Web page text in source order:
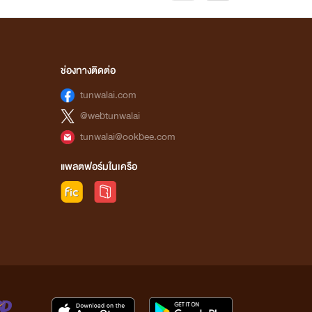
ช่องทางติดต่อ
tunwalai.com
@webtunwalai
tunwalai@ookbee.com
แพลตฟอร์มในเครือ